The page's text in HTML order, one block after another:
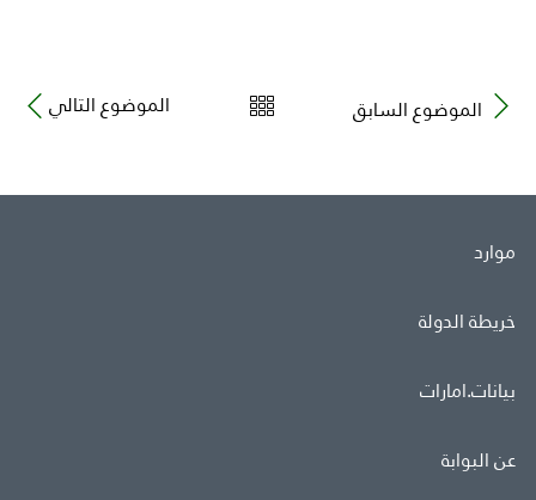
الموضوع التالي الموضوع السابق
موارد
خريطة الدولة
بيانات.امارات
عن البوابة